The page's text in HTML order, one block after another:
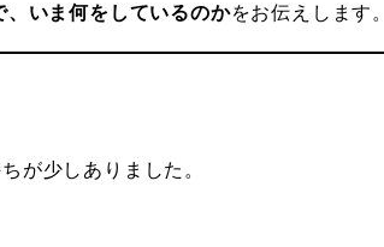
、いま何をしているのかをお伝えします。
が少しありました。